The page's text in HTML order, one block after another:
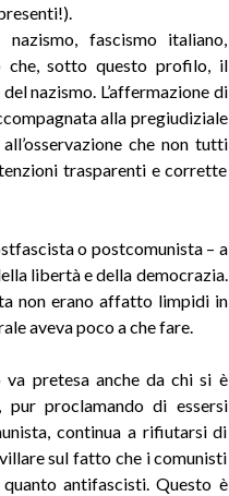
fascismo italiano,
che, sotto questo profilo, il
nazismo. L’affermazione di
alla pregiudiziale
che non tutti
trasparenti e corrette
o postcomunista – a
libertà e della democrazia.
non erano affatto limpidi in
aveva poco a che fare.
pretesa anche da chi si è
proclamando di essersi
continua a rifiutarsi di
sul fatto che i comunisti
antifascisti. Questo è